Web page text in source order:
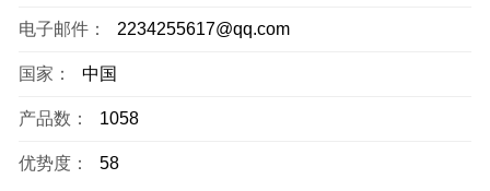
电子邮件： 2234255617@qq.com
国家： 中国
产品数： 1058
优势度： 58